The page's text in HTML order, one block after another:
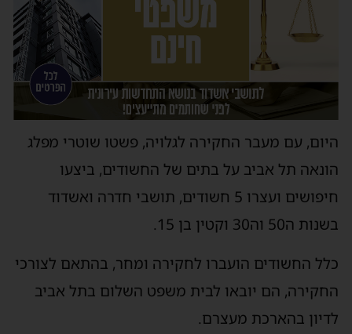
היום, עם מעבר החקירה לגלויה, פשטו שוטרי מפלג
הונאה תל אביב על בתים של החשודים, ביצעו
חיפושים ועצרו 5 חשודים, תושבי חדרה ואשדוד
בשנות ה50 וה30 וקטין בן 15.
כלל החשודים הועברו לחקירה ומחר, בהתאם לצורכי
החקירה, הם יובאו לבית משפט השלום בתל אביב
לדיון בהארכת מעצרם.